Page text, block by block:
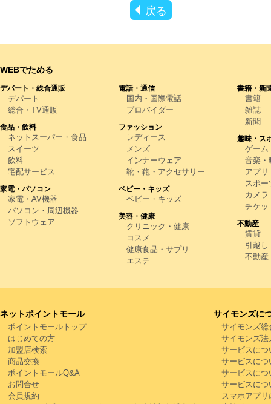
戻る
WEBでためる
デパート・総合通販
デパート
総合・TV通販
食品・飲料
ネットスーパー・食品
スイーツ
飲料
宅配サービス
家電・パソコン
家電・AV機器
パソコン・周辺機器
ソフトウェア
電話・通信
国内・国際電話
プロバイダー
ファッション
レディース
メンズ
インナーウェア
靴・鞄・アクセサリー
ベビー・キッズ
ベビー・キッズ
美容・健康
クリニック・健康
コスメ
健康食品・サプリ
エステ
書籍・新
書籍
雑誌
新聞
趣味・ス
ゲーム
音楽・
アプリ
スポー
カメラ
チケッ
不動産
賃貸
引越し
不動産
ネットポイントモール
ポイントモールトップ
はじめての方
加盟店検索
商品交換
ポイントモールQ&A
お問合せ
会員規約
サイモンズに
サイモンズ総
サイモンズ法
サービスにつ
サービスにつ
サービスにつ
サービスにつ
スマホアプリ